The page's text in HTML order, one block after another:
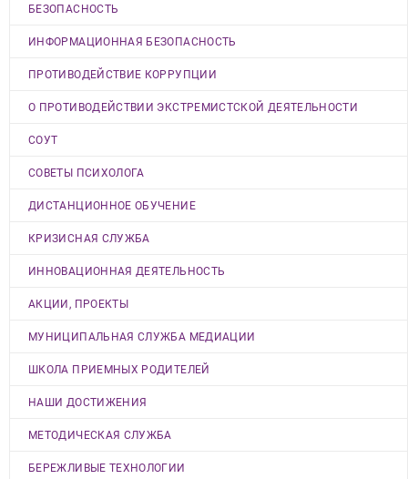
БЕЗОПАСНОСТЬ
ИНФОРМАЦИОННАЯ БЕЗОПАСНОСТЬ
ПРОТИВОДЕЙСТВИЕ КОРРУПЦИИ
О ПРОТИВОДЕЙСТВИИ ЭКСТРЕМИСТСКОЙ ДЕЯТЕЛЬНОСТИ
СОУТ
СОВЕТЫ ПСИХОЛОГА
ДИСТАНЦИОННОЕ ОБУЧЕНИЕ
КРИЗИСНАЯ СЛУЖБА
ИННОВАЦИОННАЯ ДЕЯТЕЛЬНОСТЬ
АКЦИИ, ПРОЕКТЫ
МУНИЦИПАЛЬНАЯ СЛУЖБА МЕДИАЦИИ
ШКОЛА ПРИЕМНЫХ РОДИТЕЛЕЙ
НАШИ ДОСТИЖЕНИЯ
МЕТОДИЧЕСКАЯ СЛУЖБА
БЕРЕЖЛИВЫЕ ТЕХНОЛОГИИ